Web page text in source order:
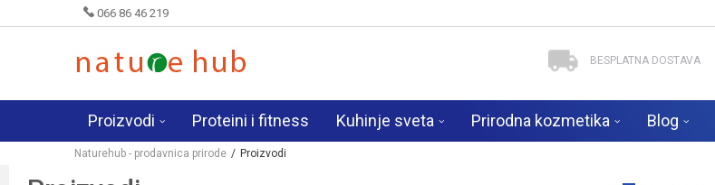
066 86 46 219
BESPLATNA DOSTAVA
Proizvodi Proteini i fitness Kuhinje sveta Prirodna kozmetika Blog
Naturehub - prodavnica prirode Proizvodi